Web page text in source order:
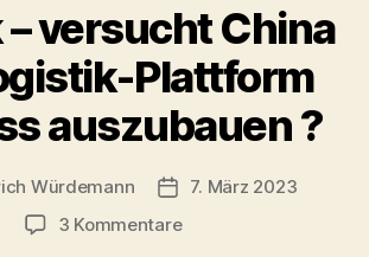
versucht China
Plattform
auszubauen ?
Würdemann Beitragsdatum
7. März 2023
3 Kommentarezu